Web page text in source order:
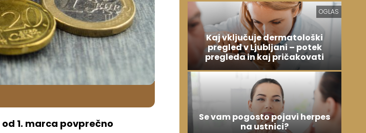
od 1. marca povprečno
OGLAS
Kaj vključuje dermatološki
pregled v Ljubljani – potek
pregleda in kaj pričakovati
Se vam pogosto pojavi herpes
na ustnici?